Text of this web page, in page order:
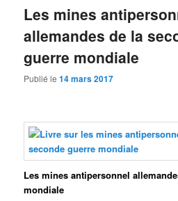
Les mines
allemandes de la
guerre mondiale
Publié le14 mars 2017
Les mines antipersonnel
mondiale